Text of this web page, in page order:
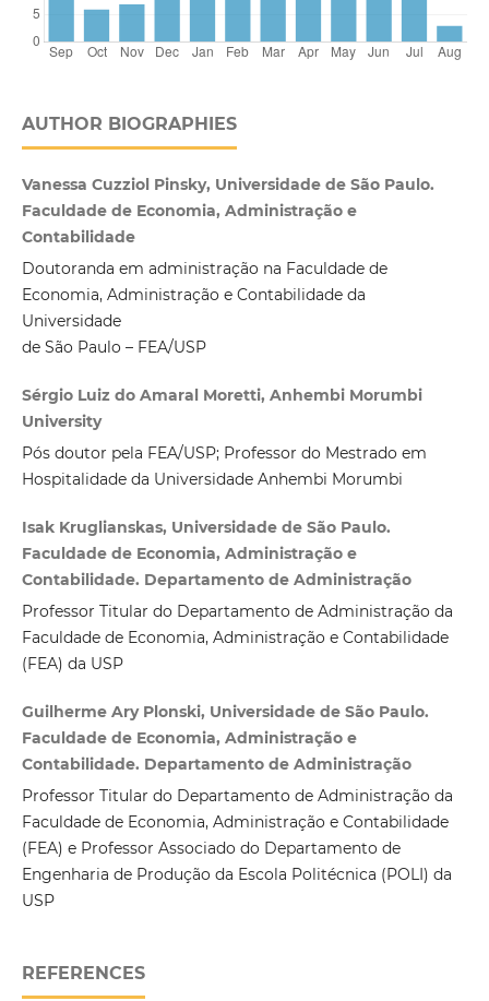
AUTHOR BIOGRAPHIES
Vanessa Cuzziol Pinsky, Universidade de São Paulo.
Faculdade de Economia, Administração e
Contabilidade
Doutoranda em administração na Faculdade de
Economia, Administração e Contabilidade da
Universidade
de São Paulo – FEA/USP
Sérgio Luiz do Amaral Moretti, Anhembi Morumbi
University
Pós doutor pela FEA/USP; Professor do Mestrado em
Hospitalidade da Universidade Anhembi Morumbi
Isak Kruglianskas, Universidade de São Paulo.
Faculdade de Economia, Administração e
Contabilidade. Departamento de Administração
Professor Titular do Departamento de Administração da
Faculdade de Economia, Administração e Contabilidade
(FEA) da USP
Guilherme Ary Plonski, Universidade de São Paulo.
Faculdade de Economia, Administração e
Contabilidade. Departamento de Administração
Professor Titular do Departamento de Administração da
Faculdade de Economia, Administração e Contabilidade
(FEA) e Professor Associado do Departamento de
Engenharia de Produção da Escola Politécnica (POLI) da
USP
REFERENCES